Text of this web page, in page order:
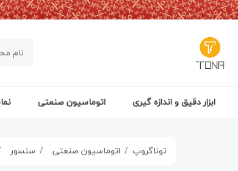
ابزار دقیق و اندازه گیری اتوماسیون صنعتی
توناگروپ اتوماسیون صنعتی سنسور